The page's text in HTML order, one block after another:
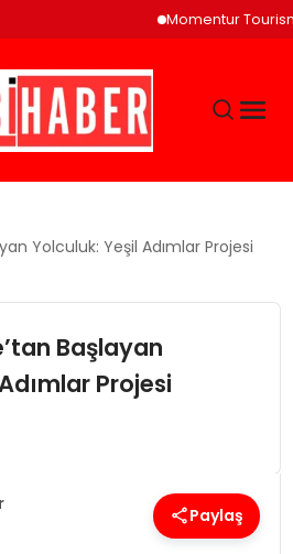
Momentur Tourism &
Yolculuk: Yeşil Adımlar Projesi
Başlayan
Projesi
Paylaş